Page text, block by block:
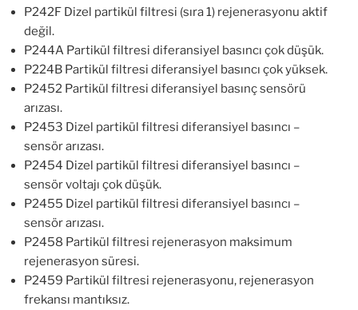
P242F Dizel partikül filtresi (sıra 1) rejenerasyonu aktif
değil.
P244A Partikül filtresi diferansiyel basıncı çok düşük.
P224B Partikül filtresi diferansiyel basıncı çok yüksek.
P2452 Partikül filtresi diferansiyel basınç sensörü
arızası.
P2453 Dizel partikül filtresi diferansiyel basıncı –
sensör arızası.
P2454 Dizel partikül filtresi diferansiyel basıncı –
sensör voltajı çok düşük.
P2455 Dizel partikül filtresi diferansiyel basıncı –
sensör arızası.
P2458 Partikül filtresi rejenerasyon maksimum
rejenerasyon süresi.
P2459 Partikül filtresi rejenerasyonu, rejenerasyon
frekansı mantıksız.